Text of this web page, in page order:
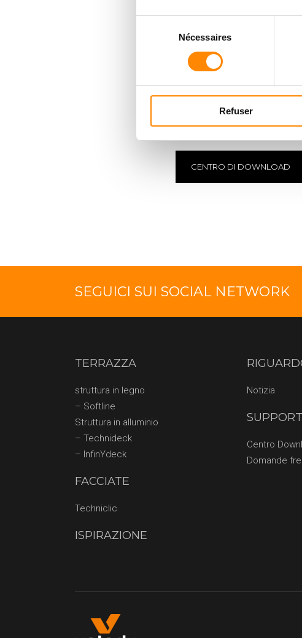
consentement
Nécessaires
Refuser
SCARICARE IL
Visualizza e scarica i
CENTRO DI DOWNLOAD
SEGUICI SUI SOCIAL NETWORK
TERRAZZA
struttura in legno
– Softline
Struttura in alluminio
– Technideck
– InfinYdeck
FACCIATE
Techniclic
ISPIRAZIONE
Notizia
Centro
Domande